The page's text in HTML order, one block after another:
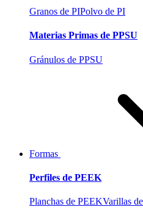
Granos de PIPolvo de PI
Materias Primas de PPSU
Gránulos de PPSU
Formas
Perfiles de PEEK
Planchas de PEEKVarillas